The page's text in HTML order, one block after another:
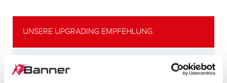
LEISTUNGSSTARKE
UNSERE UPGRADING EMPFEHLUNG